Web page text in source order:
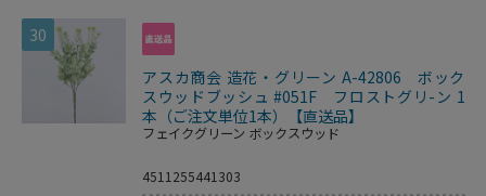
30
アスカ商会 造花・グリーン A-42806 ボック
スウッドブッシュ #051F フロストグリ-ン 1
本（ご注文単位1本）【直送品】
フェイクグリーン ボックスウッド
4511255441303